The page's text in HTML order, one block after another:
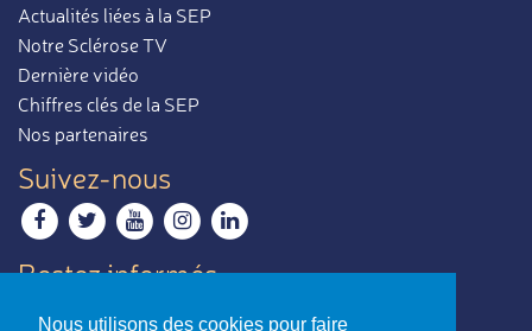
Nous utilisons des cookies pour faire
Actualités liées à la SEP
Notre Sclérose TV
Dernière vidéo
Chiffres clés de la SEP
Nos partenaires
Suivez-nous
Restez informés